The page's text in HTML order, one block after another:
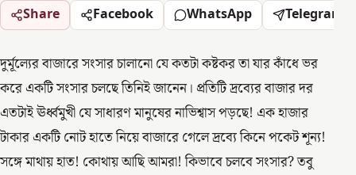
Share Facebook WhatsApp Telegram
দুর্মূল্যের বাজারে সংসার চালানো যে কতটা কষ্টকর তা যার কাঁধে ভর
করে একটি সংসার চলছে তিনিই জানেন। প্রতিটি দ্রব্যের বাজার দর
এতটাই ঊর্ধ্বমুখী যে সাধারণ মানুষের নাভিশ্বাস পড়ছে! এক হাজার
টাকার একটি নোট হাতে নিয়ে বাজারে গেলে দ্রব্যে কিনে পকেট শূন্য!
সঙ্গে মাথায় হাত! কোথায় আছি আমরা! কিভাবে চলবে সংসার? তবু